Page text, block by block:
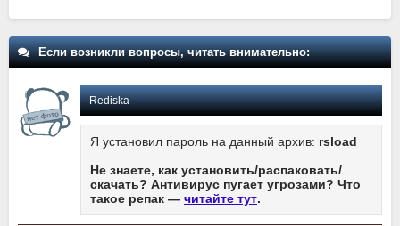
Если возникли вопросы, читать внимательно:
Rediska
Я установил пароль на данный архив: rsload
Не знаете, как установить/распаковать/
скачать? Антивирус пугает угрозами? Что
такое репак — читайте тут.